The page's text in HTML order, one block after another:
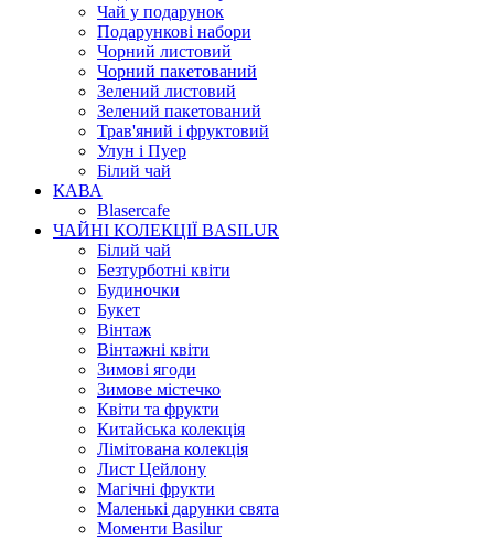
Чай у подарунок
Подарункові набори
Чорний листовий
Чорний пакетований
Зелений листовий
Зелений пакетований
Трав'яний і фруктовий
Улун і Пуер
Білий чай
КАВА
Blasercafe
ЧАЙНІ КОЛЕКЦІЇ BASILUR
Білий чай
Безтурботні квіти
Будиночки
Букет
Вінтаж
Вінтажні квіти
Зимові ягоди
Зимове містечко
Квіти та фрукти
Китайська колекція
Лімітована колекція
Лист Цейлону
Магічні фрукти
Маленькі дарунки свята
Моменти Basilur